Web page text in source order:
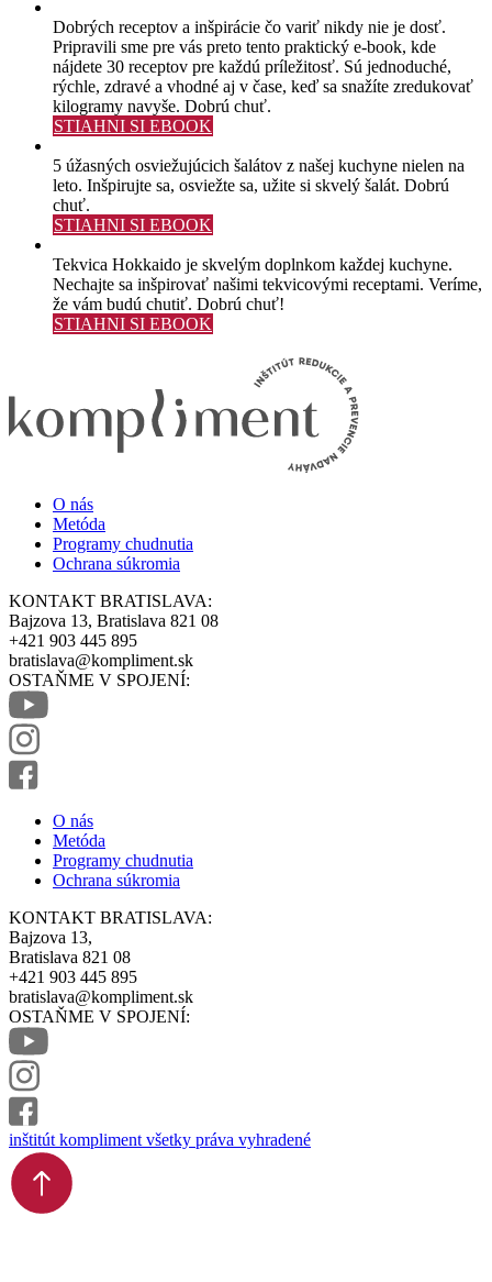
Dobrých receptov a inšpirácie čo variť nikdy nie je dosť.
Pripravili sme pre vás preto tento praktický e-book, kde
nájdete 30 receptov pre každú príležitosť. Sú jednoduché,
rýchle, zdravé a vhodné aj v čase, keď sa snažíte zredukovať
kilogramy navyše. Dobrú chuť.
STIAHNI SI EBOOK
5 úžasných osviežujúcich šalátov z našej kuchyne nielen na
leto. Inšpirujte sa, osviežte sa, užite si skvelý šalát. Dobrú
chuť.
STIAHNI SI EBOOK
Tekvica Hokkaido je skvelým doplnkom každej kuchyne.
Nechajte sa inšpirovať našimi tekvicovými receptami. Veríme,
že vám budú chutiť. Dobrú chuť!
STIAHNI SI EBOOK
O nás
Metóda
Programy chudnutia
Ochrana súkromia
KONTAKT BRATISLAVA:
Bajzova 13, Bratislava 821 08
+421 903 445 895
bratislava@kompliment.sk
OSTAŇME V SPOJENÍ:
O nás
Metóda
Programy chudnutia
Ochrana súkromia
KONTAKT BRATISLAVA:
Bajzova 13,
Bratislava 821 08
+421 903 445 895
bratislava@kompliment.sk
OSTAŇME V SPOJENÍ:
inštitút kompliment všetky práva vyhradené